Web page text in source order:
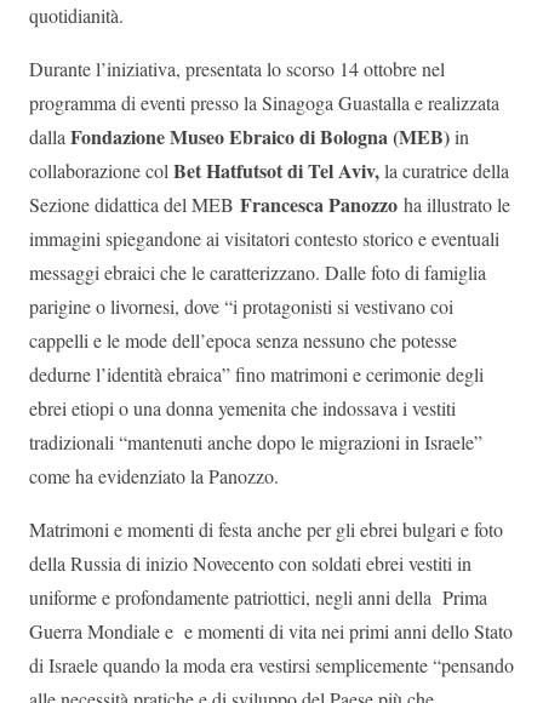
quotidianità.
Durante l’iniziativa, presentata lo scorso 14 ottobre nel
programma di eventi presso la Sinagoga Guastalla e realizzata
dallaFondazione Museo Ebraico di Bologna (MEB)in
collaborazione colBet Hatfutsot di Tel Aviv,la curatrice della
Sezione didattica del MEB Francesca Panozzo ha illustrato le
immagini spiegandone ai visitatori contesto storico e eventuali
messaggi ebraici che le caratterizzano. Dalle foto di famiglia
parigine o livornesi, dove “i protagonisti si vestivano coi
cappelli e le mode dell’epoca senza nessuno che potesse
dedurne l’identità ebraica” fino matrimoni e cerimonie degli
ebrei etiopi o una donna yemenita che indossava i vestiti
tradizionali “mantenuti anche dopo le migrazioni in Israele”
come ha evidenziato la Panozzo.
Matrimoni e momenti di festa anche per gli ebrei bulgari e foto
della Russia di inizio Novecento con soldati ebrei vestiti in
uniforme e profondamente patriottici, negli anni della Prima
Guerra Mondiale e e momenti di vita nei primi anni dello Stato
di Israele quando la moda era vestirsi semplicemente “pensando